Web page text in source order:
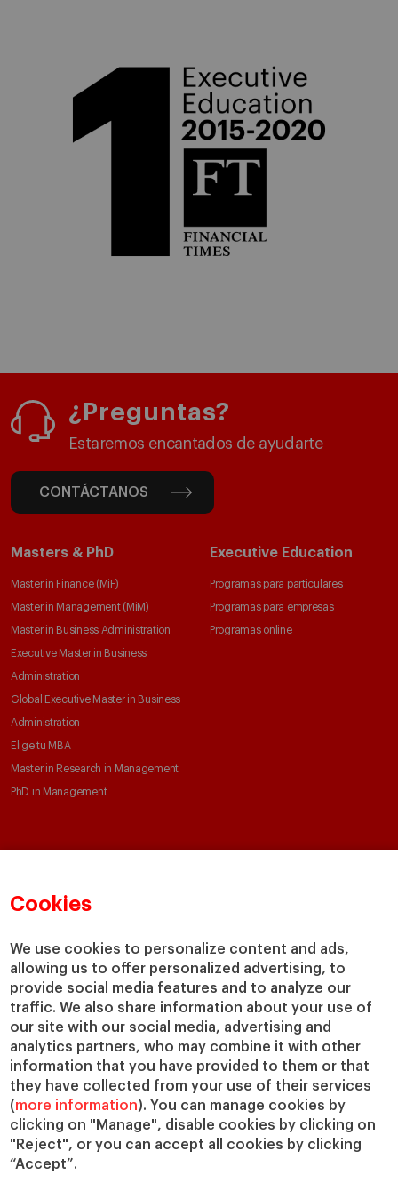
Cookies
We use cookies to personalize content and ads,
allowing us to offer personalized advertising, to
provide social media features and to analyze our
traffic. We also share information about your use of
our site with our social media, advertising and
analytics partners, who may combine it with other
information that you have provided to them or that
they have collected from your use of their services
(more information). You can manage cookies by
clicking on "Manage", disable cookies by clicking on
"Reject", or you can accept all cookies by clicking
“Accept”.
¿Preguntas?
Estaremos encantados de ayudarte
CONTÁCTANOS
Masters & PhD
Master in Finance (MiF)
Master in Management (MiM)
Master in Business Administration
Executive Master in Business
Administration
Global Executive Master in Business
Administration
Elige tu MBA
Master in Research in Management
PhD in Management
Executive Education
Programas para particulares
Programas para empresas
Programas online
Departamentos académicos
IESE Insight
IESE Publishing
Colabora con el IESE
Servicios
Biblioteca
Canal de compliance
IESE Shop
Jobs @IESE